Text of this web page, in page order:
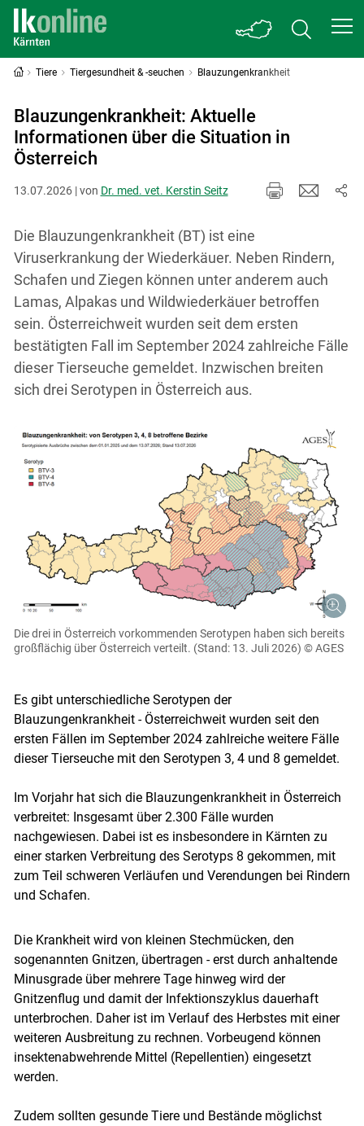
Tiere Tiergesundheit & -seuchen Blauzungenkrankheit
Blauzungenkrankheit: Aktuelle
Informationen über die Situation in
Österreich
13.07.2026 | von Dr. med. vet. Kerstin Seitz
Die Blauzungenkrankheit (BT) ist eine
Viruserkrankung der Wiederkäuer. Neben Rindern,
Schafen und Ziegen können unter anderem auch
Lamas, Alpakas und Wildwiederkäuer betroffen
sein. Österreichweit wurden seit dem ersten
bestätigten Fall im September 2024 zahlreiche Fälle
dieser Tierseuche gemeldet. Inzwischen breiten
sich drei Serotypen in Österreich aus.
Die drei in Österreich vorkommenden Serotypen haben sich bereits
großflächig über Österreich verteilt. (Stand: 13. Juli 2026) © AGES
Es gibt unterschiedliche Serotypen der
Blauzungenkrankheit - Österreichweit wurden seit den
ersten Fällen im September 2024 zahlreiche weitere Fälle
dieser Tierseuche mit den Serotypen 3, 4 und 8 gemeldet.
Im Vorjahr hat sich die Blauzungenkrankheit in Österreich
verbreitet: Insgesamt über 2.300 Fälle wurden
nachgewiesen. Dabei ist es insbesondere in Kärnten zu
einer starken Verbreitung des Serotyps 8 gekommen, mit
zum Teil schweren Verläufen und Verendungen bei Rindern
und Schafen.
Die Krankheit wird von kleinen Stechmücken, den
sogenannten Gnitzen, übertragen - erst durch anhaltende
Minusgrade über mehrere Tage hinweg wird der
Gnitzenflug und damit der Infektionszyklus dauerhaft
unterbrochen. Daher ist im Verlauf des Herbstes mit einer
weiteren Ausbreitung zu rechnen. Vorbeugend können
insektenabwehrende Mittel (Repellentien) eingesetzt
werden.
Zudem sollten gesunde Tiere und Bestände möglichst